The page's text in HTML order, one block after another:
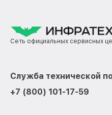
Сеть официальных сервисных
Служба технической
+7 (800) 101-17-59